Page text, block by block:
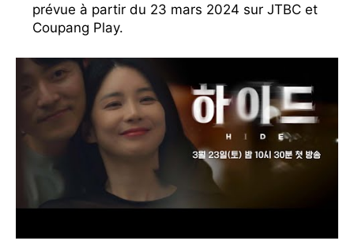
prévue à partir du 23 mars 2024 sur JTBC et
Coupang Play.